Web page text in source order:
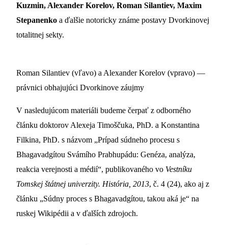
Kuzmin, Alexander Korelov, Roman Silantiev, Maxim
Stepanenko a ďalšie notoricky známe postavy Dvorkinovej
totalitnej sekty.
Roman Silantiev (vľavo) a Alexander Korelov (vpravo) —
právnici obhajujúci Dvorkinove záujmy
V nasledujúcom materiáli budeme čerpať z odborného
článku doktorov Alexeja Timoščuka, PhD. a Konstantina
Filkina, PhD. s názvom „Prípad súdneho procesu s
Bhagavadgítou Svámího Prabhupádu: Genéza, analýza,
reakcia verejnosti a médií“, publikovaného vo Vestníku
Tomskej štátnej univerzity. História, 2013, č. 4 (24), ako aj z
článku „Súdny proces s Bhagavadgítou, takou aká je“ na
ruskej Wikipédii a v ďalších zdrojoch.